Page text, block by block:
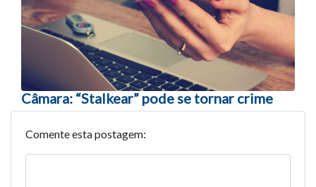
Câmara: “Stalkear” pode se tornar crime
Comente esta postagem: